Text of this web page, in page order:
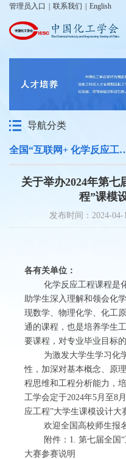
管理员入口 联系我们 English
导航分类
全国“互联网+ 化学反应工程”课模设计大赛
关于举办2024年第七
程”课模
发布时间：2024-
各有关单位：
化学反应工程课程是化
助学生深入理解和领会化
现数学、物理化学、化工
通的课程，也是培养学生
要课程，对专业毕业目标
为激发大学生学习化学
性，加深对基本概念、原
程思维和工程分析能力，
工学会定于2024年5月至8
应工程”大学生课模设计大
欢迎全国高校师生报名
附件： 1. 第七届全国“
大赛参赛说明